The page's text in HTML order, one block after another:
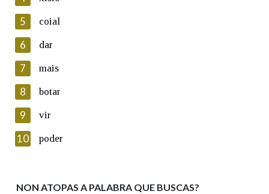
Lin e acepto as condicións da política de
Introduce o código que aparece na imaxe:
Texto de verificación
5 coial
6 dar
7 mais
8 botar
9 vir
10 poder
NON ATOPAS A PALABRA QUE BUSCAS?